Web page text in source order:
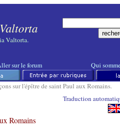
Valtorta.
sur le forum Qui
sur l'épître de saint Paul aux Romains.
Traduction
Romains